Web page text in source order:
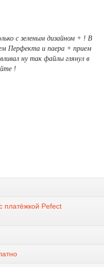
с зеленым дизайном + ! В
Перфекта и паера + прием
ну так файлы глянул в
!
платёжкой Pefect